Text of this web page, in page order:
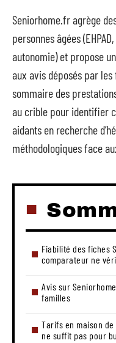
Seniorhome.fr agrège
personnes âgées
autonomie) et propose
aux avis déposés par
sommaire des
au crible pour identifier
aidants en recherche
méthodologiques face
Fiabilité des fiches
comparateur ne
Avis sur
familles
Tarifs en maison
ne suffit pas pour